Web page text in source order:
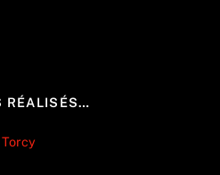
RÉALISÉS…